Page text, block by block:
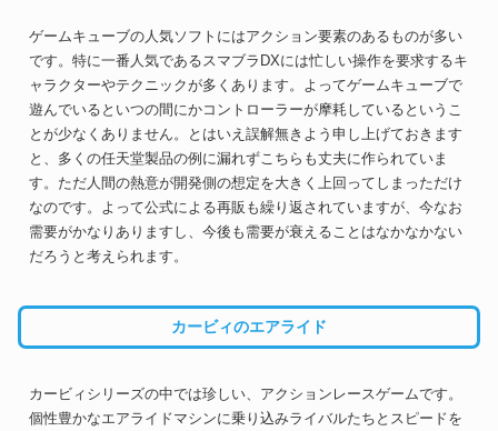
ゲームキューブの人気ソフトにはアクション要素のあるものが多い
です。特に一番人気であるスマブラDXには忙しい操作を要求するキ
ャラクターやテクニックが多くあります。よってゲームキューブで
遊んでいるといつの間にかコントローラーが摩耗しているというこ
とが少なくありません。とはいえ誤解無きよう申し上げておきます
と、多くの任天堂製品の例に漏れずこちらも丈夫に作られていま
す。ただ人間の熱意が開発側の想定を大きく上回ってしまっただけ
なのです。よって公式による再販も繰り返されていますが、今なお
需要がかなりありますし、今後も需要が衰えることはなかなかない
だろうと考えられます。
カービィのエアライド
カービィシリーズの中では珍しい、アクションレースゲームです。
個性豊かなエアライドマシンに乗り込みライバルたちとスピードを